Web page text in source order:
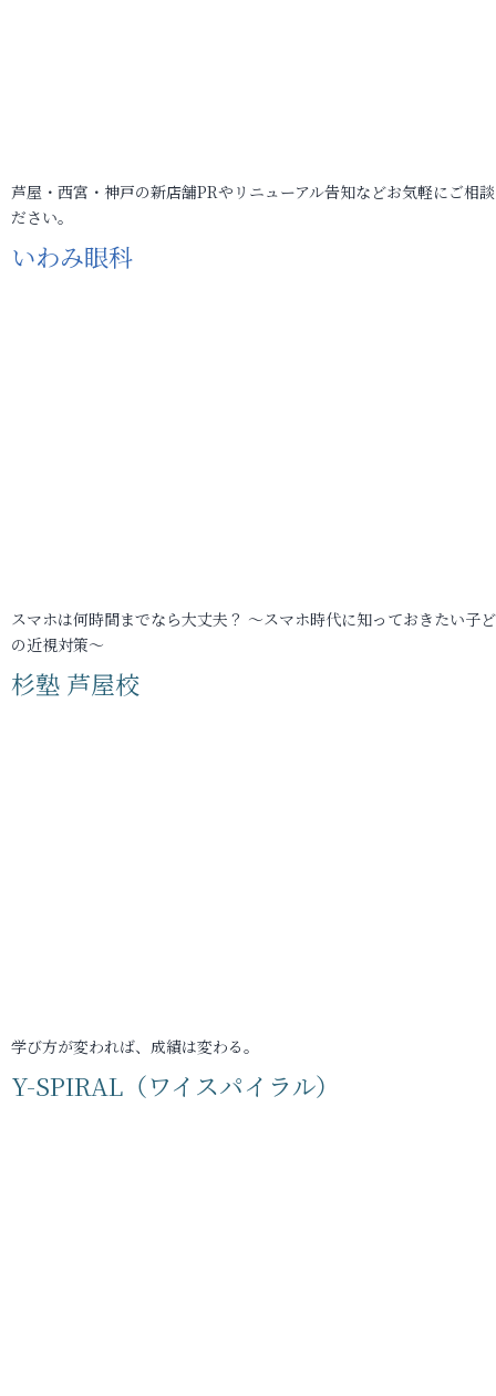
芦屋・西宮・神戸の新店舗PRやリニューアル告知などお気軽にご相
ださい。
いわみ眼科
スマホは何時間までなら大丈夫？ ～スマホ時代に知っておきたい子
の近視対策～
杉塾 芦屋校
学び方が変われば、成績は変わる。
Y-SPIRAL（ワイスパイラル）